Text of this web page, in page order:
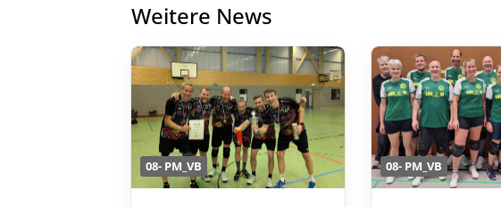
Weitere News
08- PM_VB 08- PM_VB